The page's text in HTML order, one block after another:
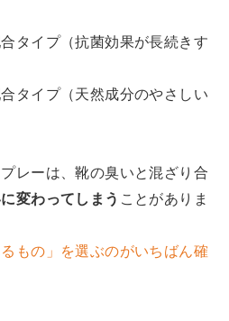
タイプ（抗菌効果が長続きす
タイプ（天然成分のやさしい
レーは、靴の臭いと混ざり合
変わってしまう ことがありま
もの」を選ぶのがいちばん確